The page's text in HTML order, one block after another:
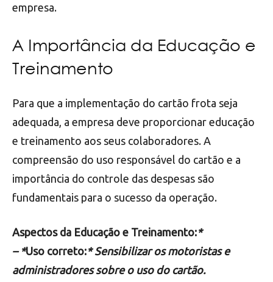
empresa.
A Importância da Educação e
Treinamento
Para que a implementação do cartão frota seja
adequada, a empresa deve proporcionar educação
e treinamento aos seus colaboradores. A
compreensão do uso responsável do cartão e a
importância do controle das despesas são
fundamentais para o sucesso da operação.
Aspectos da Educação e Treinamento:*
– *Uso correto:* Sensibilizar os motoristas e
administradores sobre o uso do cartão.